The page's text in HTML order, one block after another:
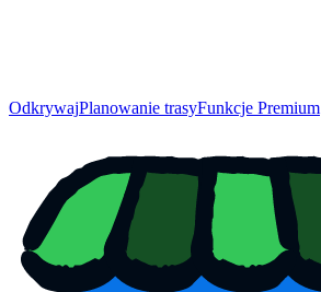
OdkrywajPlanowanie trasyFunkcje Premium